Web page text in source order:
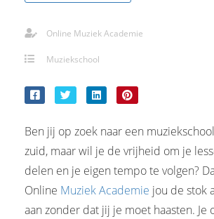
Online Muziek Academie
Muziekschool
Ben jij op zoek naar een
zuid, maar wil je de vrijheid om je
delen en je eigen tempo te volgen?
Online Muziek Academie jou de stok
aan zonder dat jij je moet haasten. Je